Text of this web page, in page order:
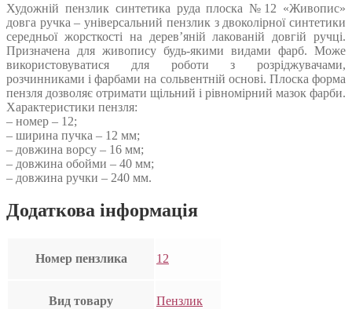
Художній пензлик синтетика руда плоска №12 «Живопис»
довга ручка – універсальний пензлик з двоколірної синтетики
середньої жорсткості на дерев’яній лакованій довгій ручці.
Призначена для живопису будь-якими видами фарб. Може
використовуватися для роботи з розріджувачами,
розчинниками і фарбами на сольвентній основі. Плоска форма
пензля дозволяє отримати щільний і рівномірний мазок фарби.
Характеристики пензля:
– номер – 12;
– ширина пучка – 12 мм;
– довжина ворсу – 16 мм;
– довжина обойми – 40 мм;
– довжина ручки – 240 мм.
Додаткова інформація
Номер пензлика 12
Вид товару Пензлик